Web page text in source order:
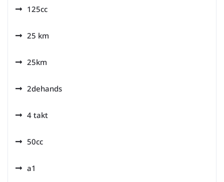
125cc
25 km
25km
2dehands
4 takt
50cc
a1